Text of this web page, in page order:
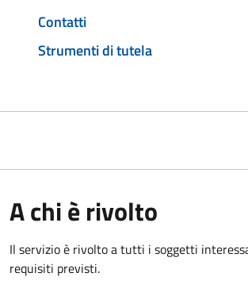
Contatti
Strumenti di tutela
A chi è rivolto
Il servizio è rivolto a tutti i soggetti
requisiti previsti.